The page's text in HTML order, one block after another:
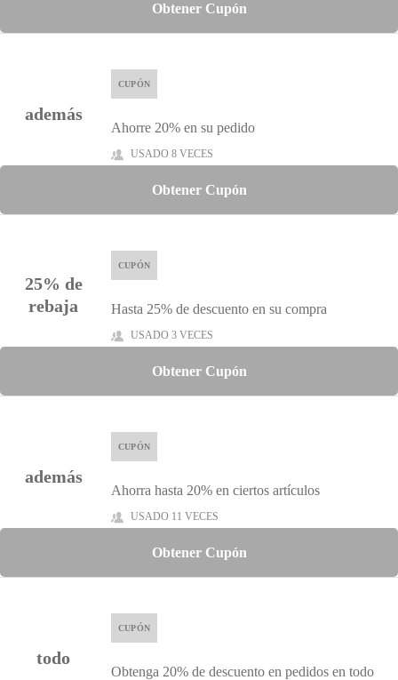
Obtener Cupón
además
CUPÓN
Ahorre 20% en su pedido
USADO 8 VECES
Obtener Cupón
25% de
rebaja
CUPÓN
Hasta 25% de descuento en su compra
USADO 3 VECES
Obtener Cupón
además
CUPÓN
Ahorra hasta 20% en ciertos artículos
USADO 11 VECES
Obtener Cupón
todo
CUPÓN
Obtenga 20% de descuento en pedidos en todo